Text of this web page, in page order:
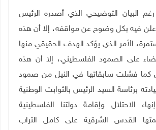
رغم البيان التوضيحي الذي أصدره الرئيس
فيه بكل وضوح عن مواقفه، إلا أن هذه
الأمر الذي يؤكد الهدف الحقيقي منها
على الصمود الفلسطيني، إلا أن هذه
كما فشلت سابقاتها في النيل من صمود
برئاسة السيد الرئيس بالثوابت الوطنية
الاحتلال وإقامة دولتنا الفلسطينية
القدس الشرقية على كامل التراب